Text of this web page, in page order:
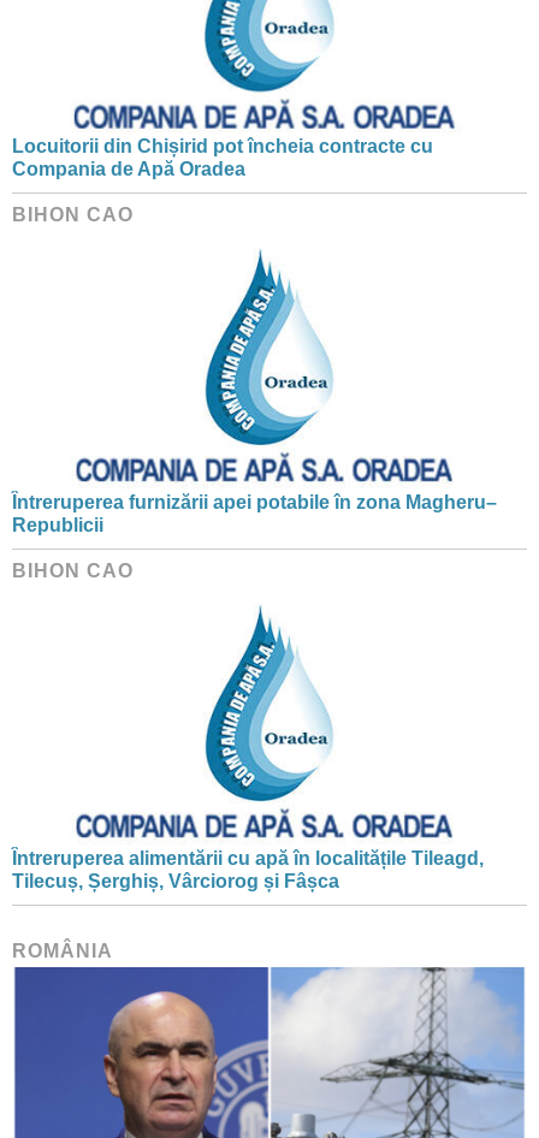
Locuitorii din Chișirid pot încheia contracte cu
Compania de Apă Oradea
BIHON CAO
Întreruperea furnizării apei potabile în zona Magheru–
Republicii
BIHON CAO
Întreruperea alimentării cu apă în localitățile Tileagd,
Tilecuș, Șerghiș, Vârciorog și Fâșca
ROMÂNIA